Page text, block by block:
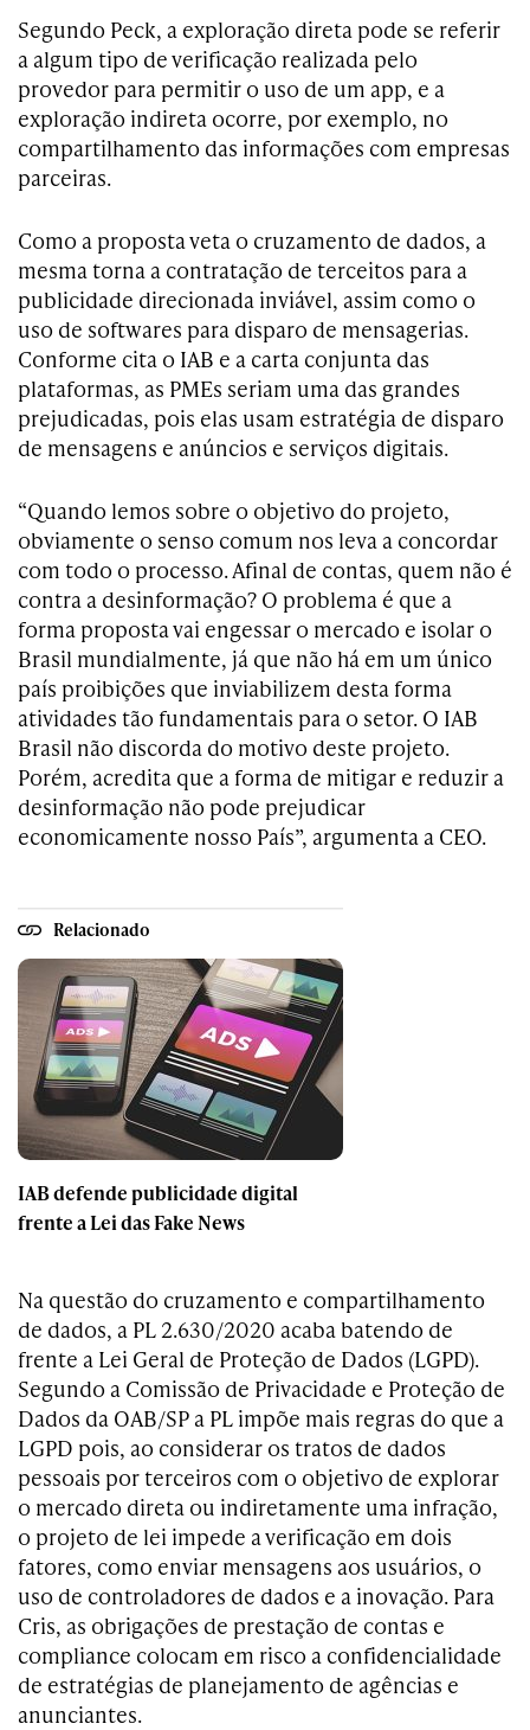
Segundo Peck, a exploração direta pode se referir
a algum tipo de verificação realizada pelo
provedor para permitir o uso de um app, e a
exploração indireta ocorre, por exemplo, no
compartilhamento das informações com empresas
parceiras.
Como a proposta veta o cruzamento de dados, a
mesma torna a contratação de terceitos para a
publicidade direcionada inviável, assim como o
uso de softwares para disparo de mensagerias.
Conforme cita o IAB e a carta conjunta das
plataformas, as PMEs seriam uma das grandes
prejudicadas, pois elas usam estratégia de disparo
de mensagens e anúncios e serviços digitais.
“Quando lemos sobre o objetivo do projeto,
obviamente o senso comum nos leva a concordar
com todo o processo. Afinal de contas, quem não é
contra a desinformação? O problema é que a
forma proposta vai engessar o mercado e isolar o
Brasil mundialmente, já que não há em um único
país proibições que inviabilizem desta forma
atividades tão fundamentais para o setor. O IAB
Brasil não discorda do motivo deste projeto.
Porém, acredita que a forma de mitigar e reduzir a
desinformação não pode prejudicar
economicamente nosso País”, argumenta a CEO.
Relacionado
IAB defende publicidade digital
frente a Lei das Fake News
Na questão do cruzamento e compartilhamento
de dados, a PL 2.630/2020 acaba batendo de
frente a Lei Geral de Proteção de Dados (LGPD).
Segundo a Comissão de Privacidade e Proteção de
Dados da OAB/SP a PL impõe mais regras do que a
LGPD pois, ao considerar os tratos de dados
pessoais por terceiros com o objetivo de explorar
o mercado direta ou indiretamente uma infração,
o projeto de lei impede a verificação em dois
fatores, como enviar mensagens aos usuários, o
uso de controladores de dados e a inovação. Para
Cris, as obrigações de prestação de contas e
compliance colocam em risco a confidencialidade
de estratégias de planejamento de agências e
anunciantes.